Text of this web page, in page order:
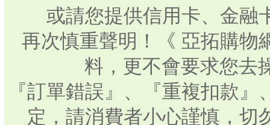
或請您提供信用卡、金融
再次慎重聲明！《 亞拓購物
料，更不會要求您去
『訂單錯誤』、『重複扣款
定，請消費者小心謹慎，切